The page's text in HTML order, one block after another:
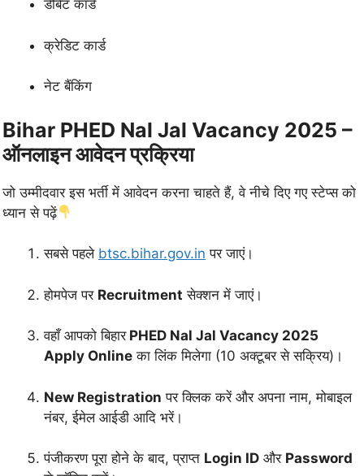
डेबिट कार्ड
क्रेडिट कार्ड
नेट बैंकिंग
Bihar PHED Nal Jal Vacancy 2025 –
ऑनलाइन आवेदन प्रक्रिया
जो उम्मीदवार इस भर्ती में आवेदन करना चाहते हैं, वे नीचे दिए गए स्टेप्स को
ध्यान से पढ़ें
सबसे पहले btsc.bihar.gov.in पर जाएं।
होमपेज पर Recruitment सेक्शन में जाएं।
वहाँ आपको बिहारPHED Nal Jal Vacancy 2025
Apply Online का लिंक मिलेगा (10 अक्टूबर से सक्रिय)।
New Registration पर क्लिक करें और अपना नाम, मोबाइल
नंबर, ईमेल आईडी आदि भरें।
पंजीकरण पूरा होने के बाद, प्राप्त Login ID और Password